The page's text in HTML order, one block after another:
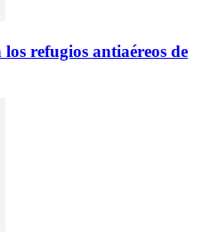
refugios antiaéreos de